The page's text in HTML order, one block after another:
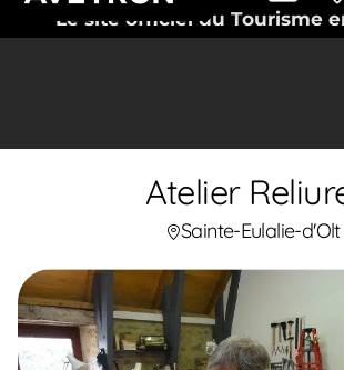
Le site officiel du Tourisme
Atelier
Sainte-Eulalie-d'Olt